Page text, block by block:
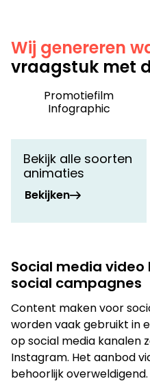
Wij genereren
vraagstuk met
Promotiefilm
Infographic
Bekijk alle soorten
animaties
Bekijken
Social media
social campagnes
Content maken voor
worden vaak gebruikt in
op social media kanalen
Instagram. Het aanbod
behoorlijk overweldigend.